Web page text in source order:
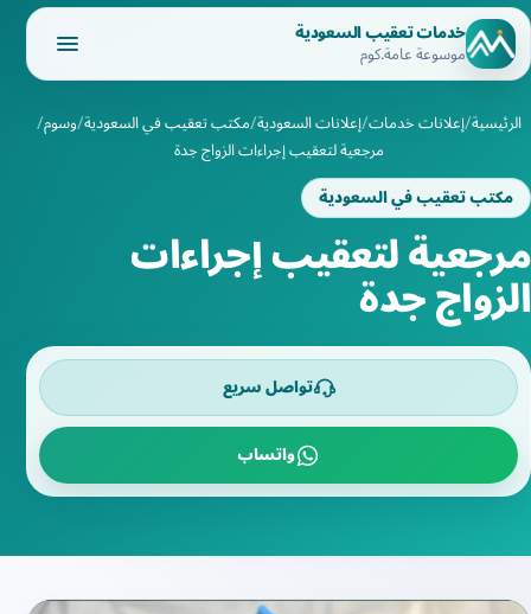
خدمات تعقيب السعودية
موسوعة عامة.كوم
الرئيسية إعلانات خدمات إعلانات السعودية مكتب تعقيب في السعودية وسوم
مرجعية لتعقيب إجراءات الزواج جدة
مكتب تعقيب في السعودية
مرجعية لتعقيب إجراءات
الزواج جدة
تواصل سريع
واتساب